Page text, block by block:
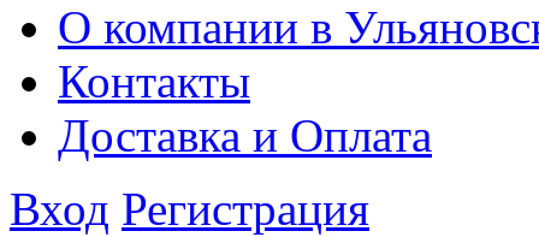
О компании в
Контакты
Доставка и Оплата
Вход Регистрация